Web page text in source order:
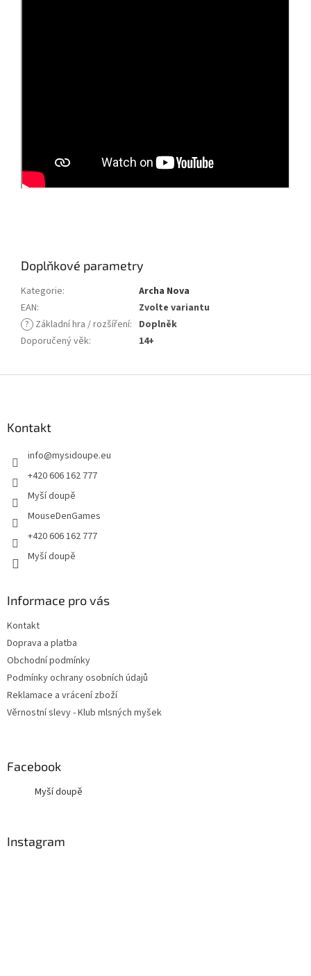
Doplňkové parametry
Kategorie:
Archa Nova
EAN:
Zvolte variantu
? Základní hra / rozšíření: Doplněk
Doporučený věk: 14+
Kontakt
info@mysidoupe.eu
+420 606 162 777
Myší doupě
MouseDenGames
+420 606 162 777
Myší doupě
Informace pro vás
Kontakt
Doprava a platba
Obchodní podmínky
Podmínky ochrany osobních údajů
Reklamace a vrácení zboží
Věrnostní slevy - Klub mlsných myšek
Facebook
Myší doupě
Instagram